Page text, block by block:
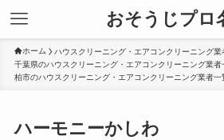
おそうじプロ
ホーム
ハウスクリーニング・エアコンクリーニング業
千葉県のハウスクリーニング・エアコンクリーニング業者
柏市のハウスクリーニング・エアコンクリーニング業者一
ハーモニーかしわ